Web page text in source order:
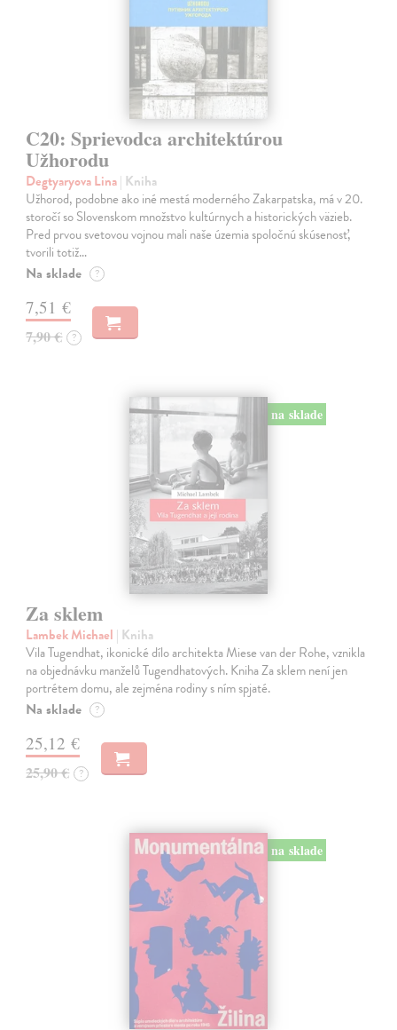
C20: Sprievodca architektúrou
Užhorodu
Degtyaryova Lina| Kniha
Užhorod, podobne ako iné mestá moderného Zakarpatska, má v 20.
storočí so Slovenskom množstvo kultúrnych a historických väzieb.
Pred prvou svetovou vojnou mali naše územia spoločnú skúsenosť,
tvorili totiž…
Na sklade ?
7,51 €
7,90 € ?
na sklade
Za sklem
Lambek Michael | Kniha
Vila Tugendhat, ikonické dílo architekta Miese van der Rohe, vznikla
na objednávku manželů Tugendhatových. Kniha Za sklem není jen
portrétem domu, ale zejména rodiny s ním spjaté.
Na sklade ?
25,12 €
25,90 € ?
na sklade